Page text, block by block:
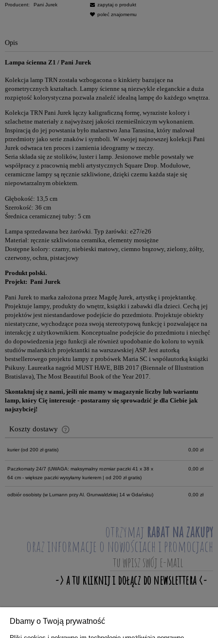
Producent: Pani Jurek
zapytaj o produkt
poleć znajomemu
Opis
Lampa ścienna Z1 / Pani Jurek
Kolekcja lamp TRN została wzbogacona o kinkiety bazujące na
geometrycznych kształtach. Lampy ścienne są niezwykle eleganckie a duża
rozpiętość kolorystyczna pozwala znaleźć idealną lampę do każdego wnętrza.
Kolekcja TRN Pani Jurek łączy kaligraficzną formę, wyraziste kolory i
szlachetne materiały z najwyższej jakości rzemieślniczym wykonaniem.
Inspiracją do jej powstania było malarstwo Jana Tarasina, który malował
przedmioty jako serie znaków i symboli. W swojej najnowszej kolekcji Pani
Jurek odwraca ten proces i zamienia ideogramy w rzeczy.
Seria składa się ze stolików, luster i lamp. Jesionowe meble powstały we
współpracy z pracownią mebli artystycznych Square Drop. Modułowe,
ceramiczne lampy są ręcznie szkliwione, dzięki czemu każda staje się
niepowtarzalnym obiektem.
Głębokość: 13,5 cm
Szerokość: 36 cm
Średnica ceramicznej tuby: 5 cm
Lampa sprzedawana bez żarówki. Typ żarówki: e27/e26
Materiał: ręcznie szkliwiona ceramika, elementy mosiężne
Dostępne kolory: czarny, niebieski matowy, ciemno brązowy, zielony, żółty,
czerwony, ochra, pistacjowy
Produkt polski.
Projekt: Pani Jurek
Pani Jurek to marka założona przez Magdę Jurek, artystkę i projektantkę.
Projektuje lampy, produkty do wnętrz, książki i zabawki dla dzieci. Cechą jej
projektów jest niestandardowe podejście do przedmiotu. Projektuje obiekty
niestatyczne, wychodzące poza swoją stereotypową funkcję i pozwalające na
interakcję z użytkownikiem. Konceptualne podejście do przedmiotu i niechęć
do dopowiedzenia jego funkcji ale również upodobanie do koloru to wynik
studiów malarskich projektantki na warszawskiej ASP. Jest autorką
bestsellerowego projektu lampy z probówek Maria SC i współautorką książki
Psikusy. Laureatka nagród MUST HAVE, BIB 2017 (Biennale of Illustration
Bratislava), The Most Beautiful Book of the Year 2017.
Skontaktuj się z nami, jeśli nie mamy w magazynie liczby lub wariantu
lamp, który Cię interesuje - postaramy się sprowadzić je dla Ciebie jak
najszybciej!
Koszty dostawy
Cena nie zawiera ewentualnych kosztów płatności
kurier (od 200 zł gratis) 0,00 zł
Paczkomaty 24/7 (UWAGA: maksymalny rozmiar paczki 41 x 38 x
64 cm - większe paczki wysyłamy kurierem | od 200 zł gratis)
0,00 zł
odbiór osobisty (w Lumann przy Al. Grunwaldzkiej 14 w Gdańsku) 0,00 zł
otrzymaj rabat na zakupy
oraz informacje o nowościach i promocjach
ZAKUPY
Dbamy o Twoją prywatność